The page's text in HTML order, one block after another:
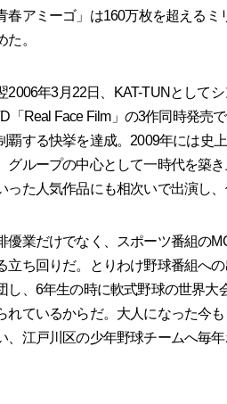
春アミーゴ」は160万枚を超える
た。
年3月22日、KAT-TUNとして
「Real Face Film」の3作同時発売
覇する快挙を達成。2009年には史
グループの中心として一時代を築
った人気作品にも相次いで出演し
優業だけでなく、スポーツ番組の
立ち回りだ。とりわけ野球番組へ
し、6年生の時に軟式野球の世界
れているからだ。大人になった今
、江戸川区の少年野球チームへ毎